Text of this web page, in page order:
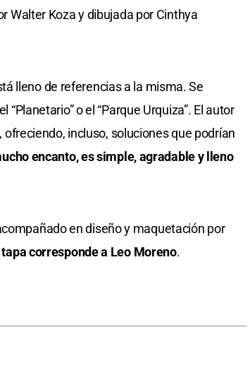
Walter Koza y dibujada por Cinthya
lleno de referencias a la misma. Se
o el “Parque Urquiza”. El autor
incluso, soluciones que podrían
encanto, es simple, agradable y lleno
en diseño y maquetación por
corresponde a Leo Moreno.